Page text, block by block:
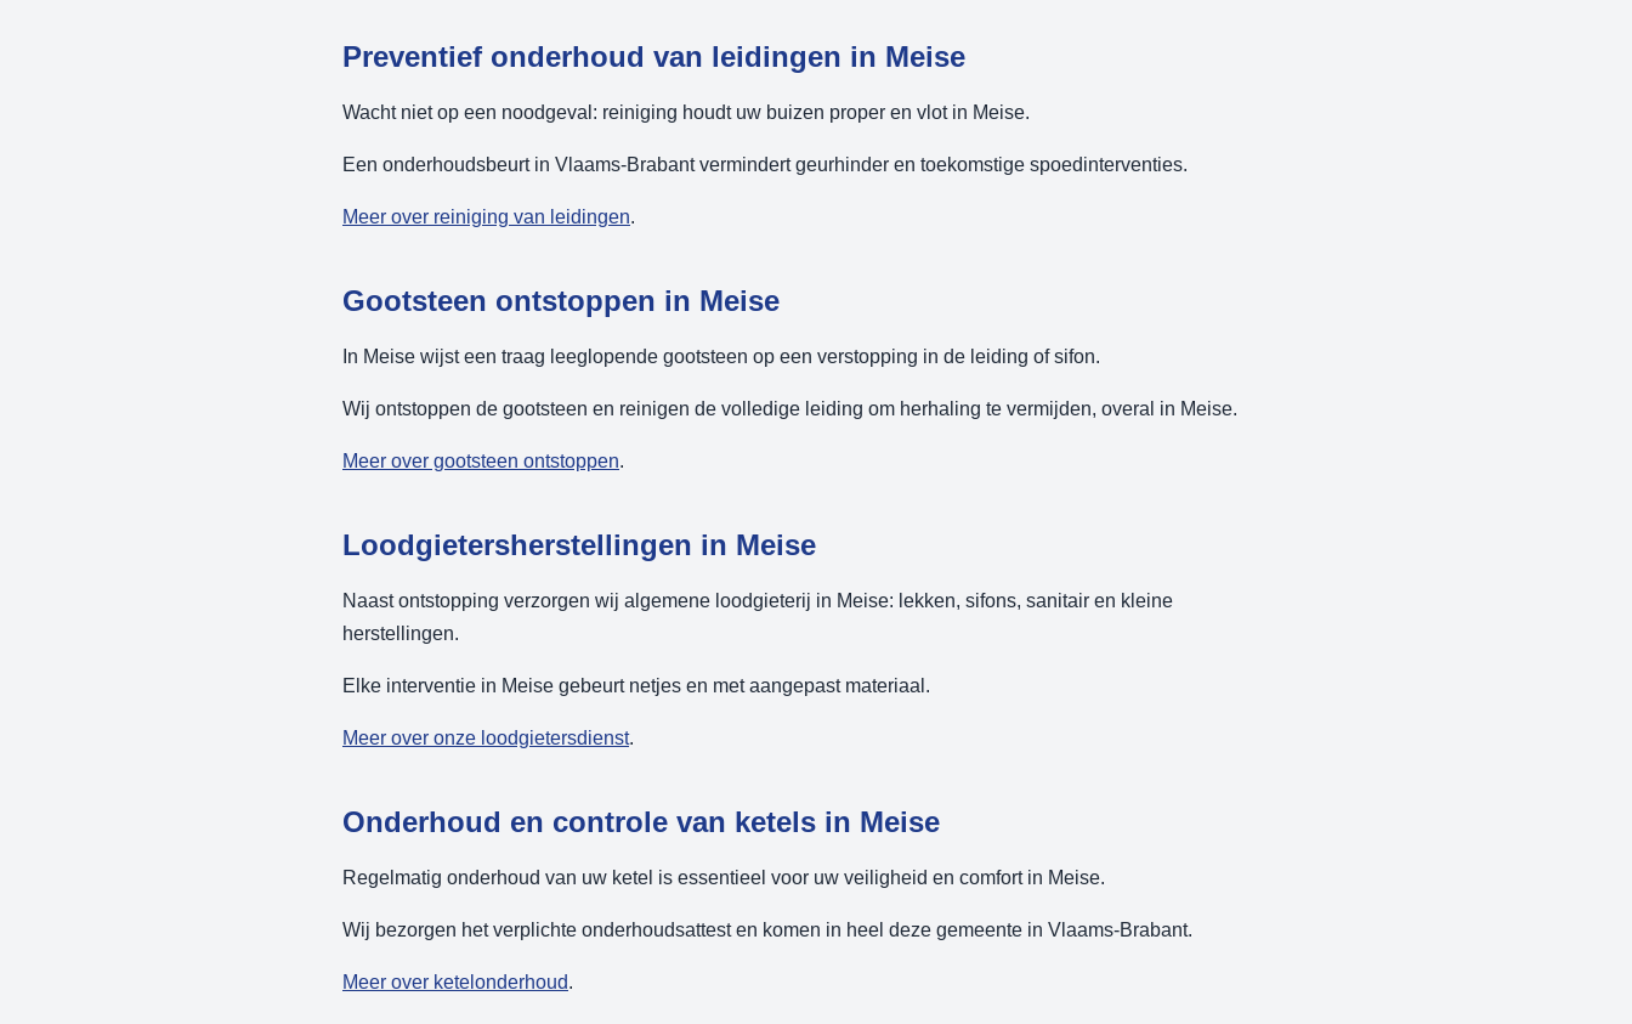
Preventief onderhoud van leidingen in Meise
Wacht niet op een noodgeval: reiniging houdt uw buizen proper en vlot in Meise.
Een onderhoudsbeurt in Vlaams-Brabant vermindert geurhinder en toekomstige spoedinterventies.
Meer over reiniging van leidingen.
Gootsteen ontstoppen in Meise
In Meise wijst een traag leeglopende gootsteen op een verstopping in de leiding of sifon.
Wij ontstoppen de gootsteen en reinigen de volledige leiding om herhaling te vermijden, overal in Meise.
Meer over gootsteen ontstoppen.
Loodgietersherstellingen in Meise
Naast ontstopping verzorgen wij algemene loodgieterij in Meise: lekken, sifons, sanitair en kleine
herstellingen.
Elke interventie in Meise gebeurt netjes en met aangepast materiaal.
Meer over onze loodgietersdienst.
Onderhoud en controle van ketels in Meise
Regelmatig onderhoud van uw ketel is essentieel voor uw veiligheid en comfort in Meise.
Wij bezorgen het verplichte onderhoudsattest en komen in heel deze gemeente in Vlaams-Brabant.
Meer over ketelonderhoud.